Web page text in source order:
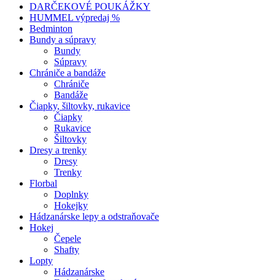
DARČEKOVÉ POUKÁŽKY
HUMMEL výpredaj %
Bedminton
Bundy a súpravy
Bundy
Súpravy
Chrániče a bandáže
Chrániče
Bandáže
Čiapky, šiltovky, rukavice
Čiapky
Rukavice
Šiltovky
Dresy a trenky
Dresy
Trenky
Florbal
Doplnky
Hokejky
Hádzanárske lepy a odstraňovače
Hokej
Čepele
Shafty
Lopty
Hádzanárske